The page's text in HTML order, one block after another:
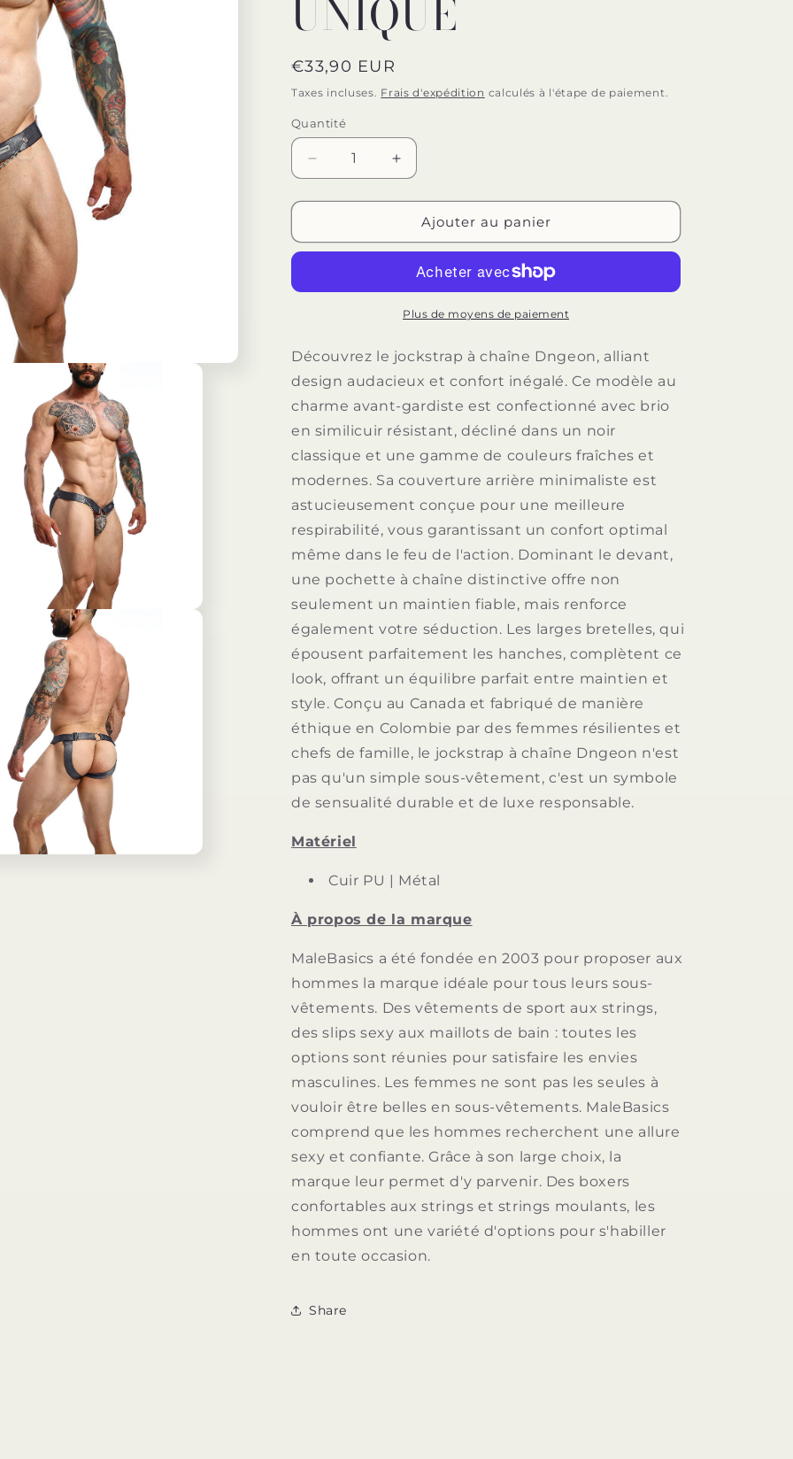
UNIQUE
Prix
habituel
€33,90 EUR
Taxes incluses. Frais d'expédition calculés à l'étape de paiement.
Quantité
Quantité
Réduire
la
quantité
MOB
DNGEON
TAILLE
Augmenter
la
quantité
MOB
JOCKSTRAP
DNGEON
SNAP
TAILLE
Ajouter au panier
Plus de moyens de paiement
Découvrez le jockstrap à chaîne Dngeon, alliant
design audacieux et confort inégalé. Ce modèle au
charme avant-gardiste est confectionné avec brio
en similicuir résistant, décliné dans un noir
classique et une gamme de couleurs fraîches et
modernes. Sa couverture arrière minimaliste est
astucieusement conçue pour une meilleure
respirabilité, vous garantissant un confort optimal
même dans le feu de l'action. Dominant le devant,
une pochette à chaîne distinctive offre non
seulement un maintien fiable, mais renforce
également votre séduction. Les larges bretelles, qui
épousent parfaitement les hanches, complètent ce
look, offrant un équilibre parfait entre maintien et
style. Conçu au Canada et fabriqué de manière
éthique en Colombie par des femmes résilientes et
chefs de famille, le jockstrap à chaîne Dngeon n'est
pas qu'un simple sous-vêtement, c'est un symbole
de sensualité durable et de luxe responsable.
Matériel
Cuir PU | Métal
À propos de la marque
MaleBasics a été fondée en 2003 pour proposer aux
hommes la marque idéale pour tous leurs sous-
vêtements. Des vêtements de sport aux strings,
des slips sexy aux maillots de bain : toutes les
options sont réunies pour satisfaire les envies
masculines. Les femmes ne sont pas les seules à
vouloir être belles en sous-vêtements. MaleBasics
comprend que les hommes recherchent une allure
sexy et confiante. Grâce à son large choix, la
marque leur permet d'y parvenir. Des boxers
confortables aux strings et strings moulants, les
hommes ont une variété d'options pour s'habiller
en toute occasion.
Share